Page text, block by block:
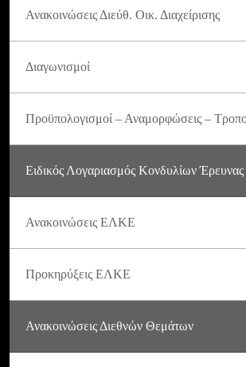
Ανακοινώσεις Διεύθ. Οικ. Διαχείρισης
Διαγωνισμοί
Προϋπολογισμοί – Αναμορφώσεις –
Ειδικός Λογαριασμός Κονδυλίων
Ανακοινώσεις ΕΛΚΕ
Προκηρύξεις ΕΛΚΕ
Ανακοινώσεις Διεθνών Θεμάτων